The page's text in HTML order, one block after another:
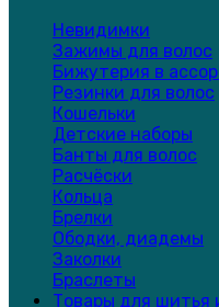
Невидимки
Зажимы для волос
Бижутерия в
Резинки для волос
Кошельки
Детские наборы
Банты для волос
Расчёски
Кольца
Брелки
Ободки, диадемы
Заколки
Браслеты
Товары для шитья